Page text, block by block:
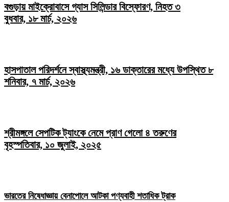
বগুড়ায় মাইক্রোবাসে গ্যাস সিলিন্ডার বিস্ফোরণ, নিহত ৩
বুধবার, ১৮ মার্চ, ২০২৬
হাসপাতাল পরিদর্শনে স্বাস্থ্যমন্ত্রী, ১৬ ডাক্তারের মধ্যে উপস্থিত ৮
শনিবার, ৭ মার্চ, ২০২৬
শ্রীমঙ্গলে সেপটিক ট্যাংকে নেমে প্রাণ গেলো ৪ তরুণের
বৃহস্পতিবার, ১০ জুলাই, ২০২৫
ভারতের নিষেধাজ্ঞায় বেনাপোলে আটকা পণ্যবাহী শতাধিক ট্রাক